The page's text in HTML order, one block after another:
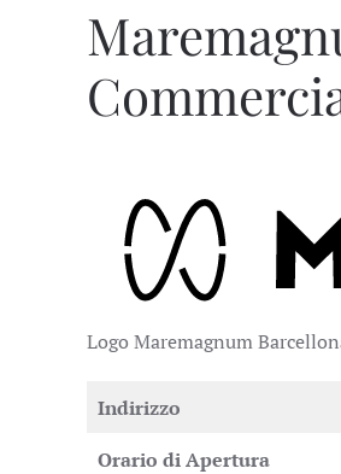
Logo Maremagnum
Indirizzo
Orario di Apertura